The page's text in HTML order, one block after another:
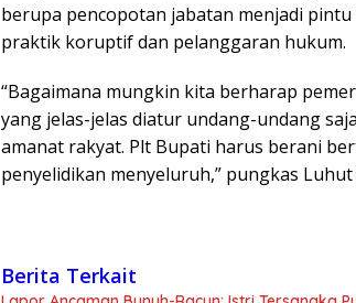
berupa pencopotan jabatan menjadi
praktik koruptif dan pelanggaran hukum.
“Bagaimana mungkin kita berharap
yang jelas-jelas diatur undang-undang
amanat rakyat. Plt Bupati harus berani
penyelidikan menyeluruh,” pungkas Luhut
Berita Terkait